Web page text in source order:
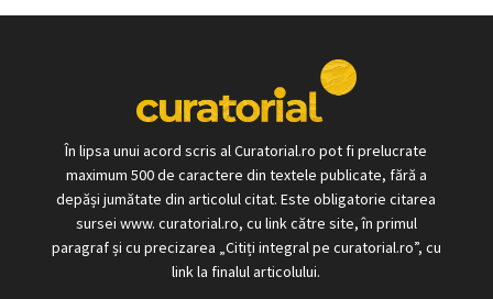
În lipsa unui acord scris al Curatorial.ro pot fi prelucrate
maximum 500 de caractere din textele publicate, fără a
depăși jumătate din articolul citat. Este obligatorie citarea
sursei www. curatorial.ro, cu link către site, în primul
paragraf și cu precizarea „Citiți integral pe curatorial.ro”, cu
link la finalul articolului.